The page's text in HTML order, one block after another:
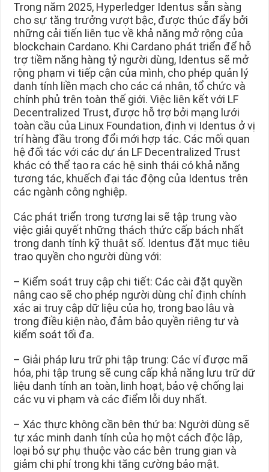
Trong năm 2025, Hyperledger Identus sẵn sàng
cho sự tăng trưởng vượt bậc, được thúc đẩy bởi
những cải tiến liên tục về khả năng mở rộng của
blockchain Cardano. Khi Cardano phát triển để hỗ
trợ tiềm năng hàng tỷ người dùng, Identus sẽ mở
rộng phạm vi tiếp cận của mình, cho phép quản lý
danh tính liền mạch cho các cá nhân, tổ chức và
chính phủ trên toàn thế giới. Việc liên kết với LF
Decentralized Trust, được hỗ trợ bởi mạng lưới
toàn cầu của Linux Foundation, định vị Identus ở vị
trí hàng đầu trong đổi mới hợp tác. Các mối quan
hệ đối tác với các dự án LF Decentralized Trust
khác có thể tạo ra các hệ sinh thái có khả năng
tương tác, khuếch đại tác động của Identus trên
các ngành công nghiệp.
Các phát triển trong tương lai sẽ tập trung vào
việc giải quyết những thách thức cấp bách nhất
trong danh tính kỹ thuật số. Identus đặt mục tiêu
trao quyền cho người dùng với:
– Kiểm soát truy cập chi tiết: Các cài đặt quyền
nâng cao sẽ cho phép người dùng chỉ định chính
xác ai truy cập dữ liệu của họ, trong bao lâu và
trong điều kiện nào, đảm bảo quyền riêng tư và
kiểm soát tối đa.
– Giải pháp lưu trữ phi tập trung: Các ví được mã
hóa, phi tập trung sẽ cung cấp khả năng lưu trữ dữ
liệu danh tính an toàn, linh hoạt, bảo vệ chống lại
các vụ vi phạm và các điểm lỗi duy nhất.
– Xác thực không cần bên thứ ba: Người dùng sẽ
tự xác minh danh tính của họ một cách độc lập,
loại bỏ sự phụ thuộc vào các bên trung gian và
giảm chi phí trong khi tăng cường bảo mật.